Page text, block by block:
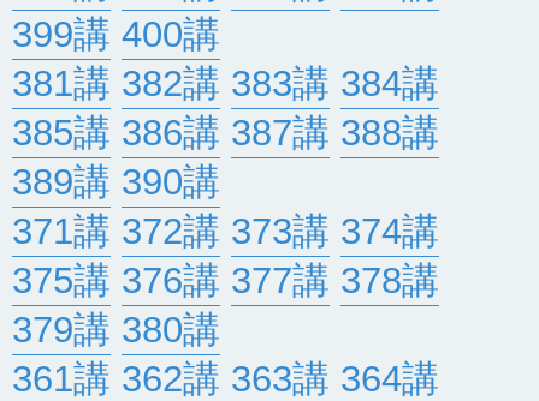
399講 400講
381講 382講 383講 384講
385講 386講 387講 388講
389講 390講
371講 372講 373講 374講
375講 376講 377講 378講
379講 380講
361講 362講 363講 364講